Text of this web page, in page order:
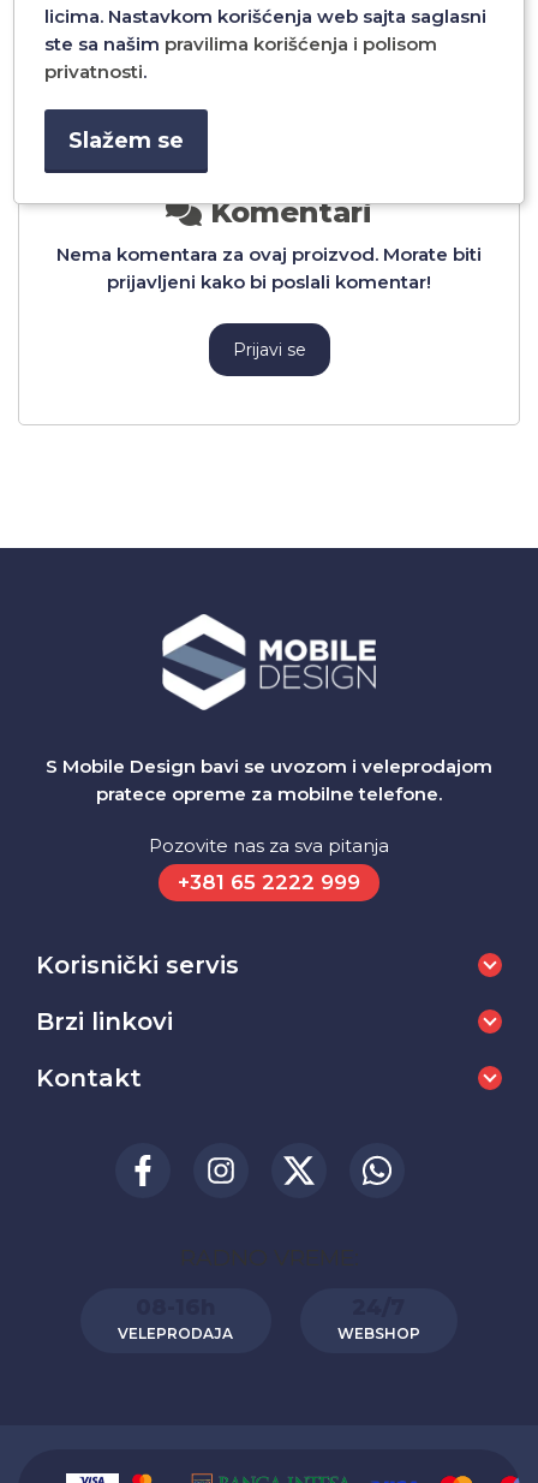
1.200,00 RSD 1.200,00 RSD
Komentari
Nema komentara za ovaj proizvod. Morate biti
prijavljeni kako bi poslali komentar!
Prijavi se
S Mobile Design bavi se uvozom i veleprodajom
pratece opreme za mobilne telefone.
Pozovite nas za sva pitanja
+381 65 2222 999
Korisnički servis
Brzi linkovi
Kontakt
RADNO VREME:
VELEPRODAJA WEBSHOP
licima. Nastavkom korišćenja web sajta saglasni
ste sa našim pravilima korišćenja i polisom
privatnosti.
Slažem se